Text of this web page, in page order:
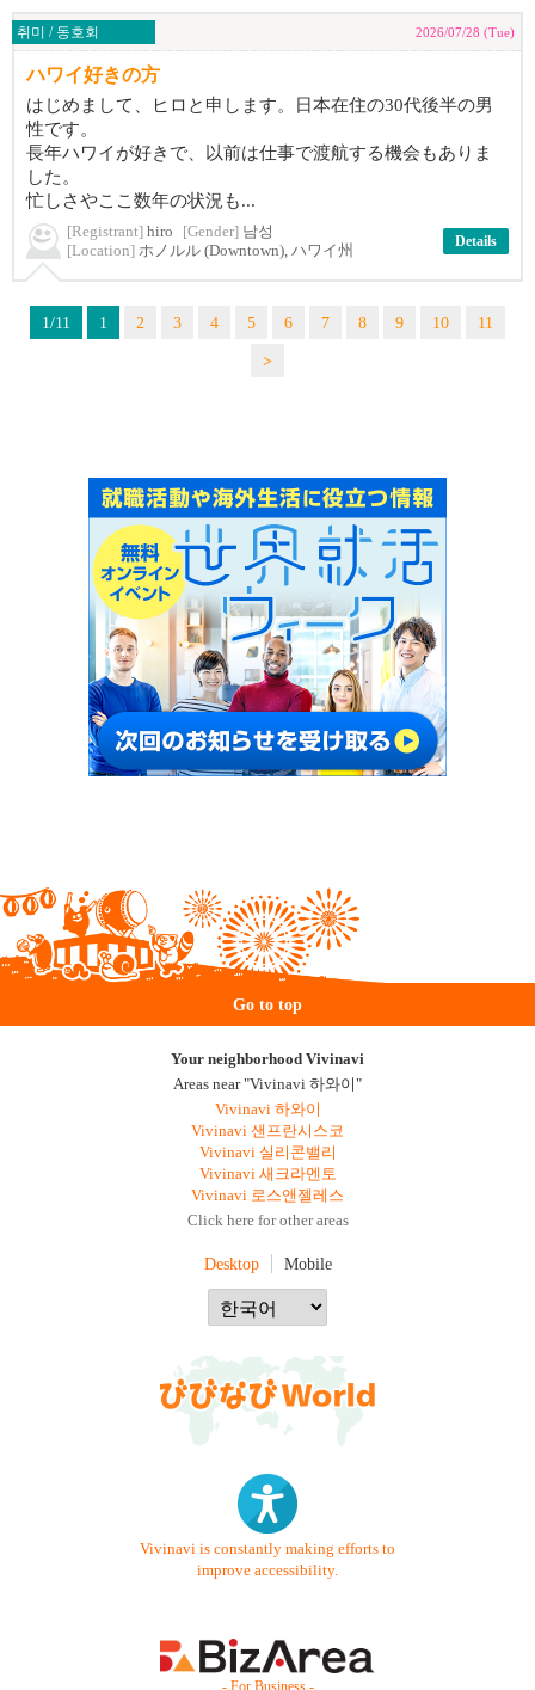
취미 / 동호회 2026/07/28 (Tue)
ハワイ好きの方
はじめまして、ヒロと申します。日本在住の30代後半の男
性です。
長年ハワイが好きで、以前は仕事で渡航する機会もありま
した。
忙しさやここ数年の状況も...
[Registrant] hiro [Gender] 남성
[Location] ホノルル (Downtown), ハワイ州
Details
1/11 1 2 3 4 5 6 7 8 9 10
11
>
Go to top
Your neighborhood Vivinavi
Areas near "Vivinavi 하와이"
Vivinavi 하와이
Vivinavi 샌프란시스코
Vivinavi 실리콘밸리
Vivinavi 새크라멘토
Vivinavi 로스앤젤레스
Click here for other areas
Desktop Mobile
Vivinavi is constantly making efforts to
improve accessibility.